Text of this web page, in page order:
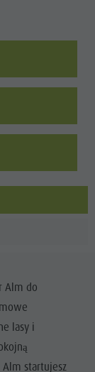
Alm do
lasy i
startujesz